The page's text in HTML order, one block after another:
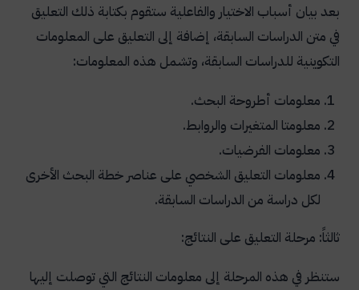
بعد بيان أسباب الاختيار والفاعلية ستقوم بكتابة ذلك التعليق
في متن الدراسات السابقة، إضافة إلى التعليق على المعلومات
التكوينية للدراسات السابقة، وتشمل هذه المعلومات:
معلومات أطروحة البحث.
معلومتا المتغيرات والروابط.
معلومات الفرضيات.
معلومات التعليق الشخصي على عناصر خطة البحث الأخرى
لكل دراسة من الدراسات السابقة.
ثالثاً: مرحلة التعليق على النتائج:
ستنظر في هذه المرحلة إلى معلومات النتائج التي توصلت إليها